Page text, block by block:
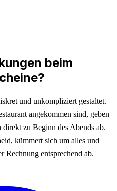
beim
und unkompliziert gestaltet.
angekommen sind, geben
zu Beginn des Abends ab.
kümmert sich um alles und
Rechnung entsprechend ab.